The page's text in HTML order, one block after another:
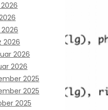
2026
2026
2026
2025
2025
2025